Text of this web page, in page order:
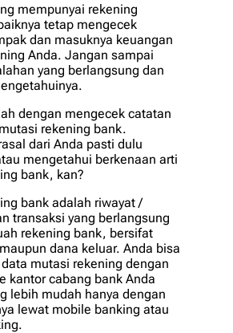
mempunyai rekening
tetap mengecek
dan masuknya keuangan
Anda. Jangan sampai
yang berlangsung dan
dengan mengecek catatan
rekening bank.
dari Anda pasti dulu
mengetahui berkenaan arti
bank, kan?
bank adalah riwayat /
transaksi yang berlangsung
rekening bank, bersifat
dana keluar. Anda bisa
mutasi rekening dengan
kantor cabang bank Anda
lebih mudah hanya dengan
lewat mobile banking atau